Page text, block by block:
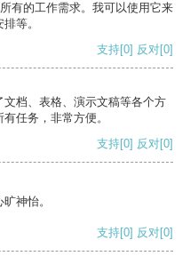
有的工作需求。我可以使用它来
等。
支持[0] 反对[0]
档、表格、演示文稿等各个方
任务，非常方便。
支持[0] 反对[0]
神怡。
支持[0] 反对[0]